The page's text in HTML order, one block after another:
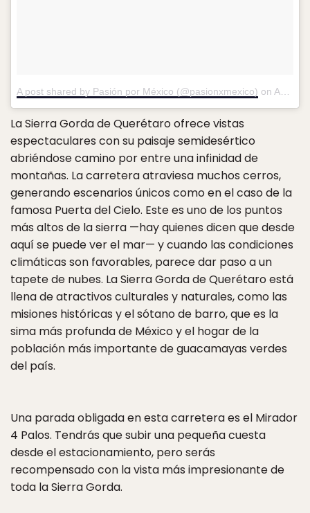
A post shared by Pasión por México (@pasionxmexico) on Aug 6, 2018 at 11:46am PDT
La Sierra Gorda de Querétaro ofrece vistas
espectaculares con su paisaje semidesértico
abriéndose camino por entre una infinidad de
montañas. La carretera atraviesa muchos cerros,
generando escenarios únicos como en el caso de la
famosa Puerta del Cielo. Este es uno de los puntos
más altos de la sierra —hay quienes dicen que desde
aquí se puede ver el mar— y cuando las condiciones
climáticas son favorables, parece dar paso a un
tapete de nubes. La Sierra Gorda de Querétaro está
llena de atractivos culturales y naturales, como las
misiones históricas y el sótano de barro, que es la
sima más profunda de México y el hogar de la
población más importante de guacamayas verdes
del país.
Una parada obligada en esta carretera es el Mirador
4 Palos. Tendrás que subir una pequeña cuesta
desde el estacionamiento, pero serás
recompensado con la vista más impresionante de
toda la Sierra Gorda.